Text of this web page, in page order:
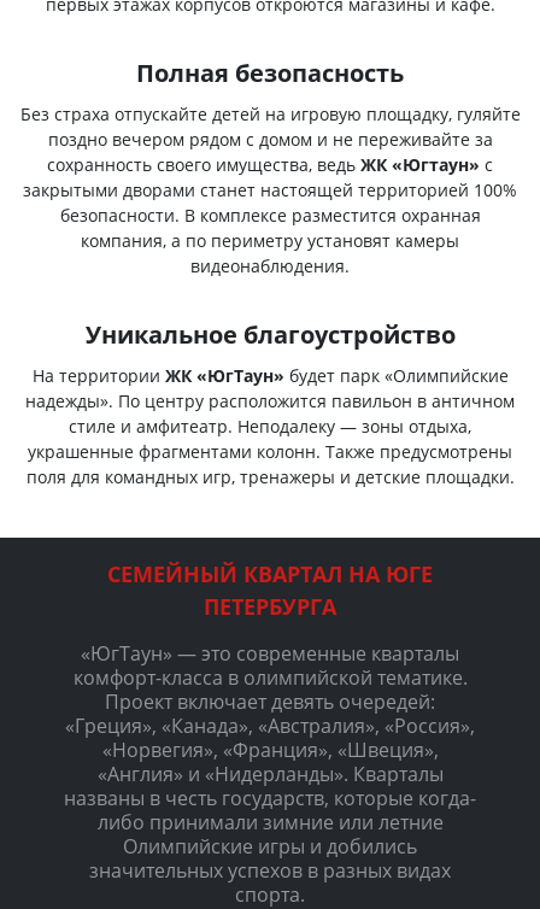
604 ₽
1-комнатная квартира, 38.59м2 на 5-м этажеот 8 654
604 ₽
Полная безопасность
Без страха отпускайте детей на игровую площадку, гуляйте
поздно вечером рядом с домом и не переживайте за
сохранность своего имущества, ведь ЖК «Югтаун» с
закрытыми дворами станет настоящей территорией 100%
безопасности. В комплексе разместится охранная
компания, а по периметру установят камеры
видеонаблюдения.
Уникальное благоустройство
На территории ЖК «ЮгТаун» будет парк «Олимпийские
надежды». По центру расположится павильон в античном
стиле и амфитеатр. Неподалеку — зоны отдыха,
украшенные фрагментами колонн. Также предусмотрены
поля для командных игр, тренажеры и детские площадки.
СЕМЕЙНЫЙ КВАРТАЛ НА ЮГЕ
ПЕТЕРБУРГА
«ЮгТаун» — это современные кварталы
комфорт-класса в олимпийской тематике.
Проект включает девять очередей:
«Греция», «Канада», «Австралия», «Россия»,
«Норвегия», «Франция», «Швеция»,
«Англия» и «Нидерланды». Кварталы
названы в честь государств, которые когда-
либо принимали зимние или летние
Олимпийские игры и добились
значительных успехов в разных видах
спорта.